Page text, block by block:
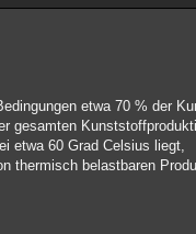
etwa 70 % der
gesamten
etwa 60 Grad Celsius liegt,
thermisch belastbaren